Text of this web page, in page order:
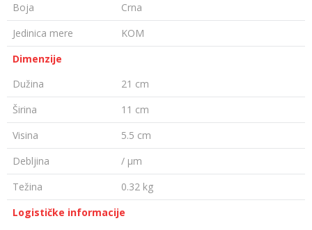
Boja
Crna
Jedinica mere
KOM
Dimenzije
Dužina
21 cm
Širina
11 cm
Visina
5.5 cm
Debljina
/ µm
Težina
0.32 kg
Logističke informacije